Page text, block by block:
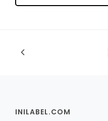
INILABEL.COM